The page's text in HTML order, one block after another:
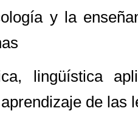
y la
lingüística
de las